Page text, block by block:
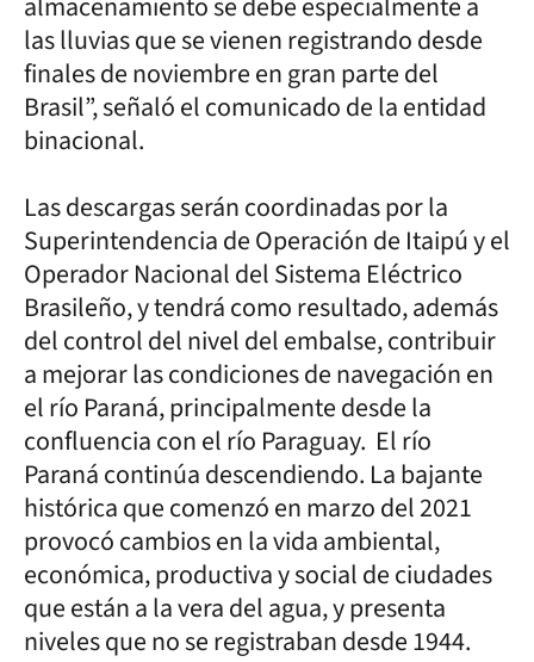
las lluvias que se vienen registrando desde
finales de noviembre en gran parte del
Brasil”, señaló el comunicado de la entidad
binacional.
Las descargas serán coordinadas por la
Superintendencia de Operación de Itaipú y el
Operador Nacional del Sistema Eléctrico
Brasileño, y tendrá como resultado, además
del control del nivel del embalse, contribuir
a mejorar las condiciones de navegación en
el río Paraná, principalmente desde la
confluencia con el río Paraguay. El río
Paraná continúa descendiendo. La bajante
histórica que comenzó en marzo del 2021
provocó cambios en la vida ambiental,
económica, productiva y social de ciudades
que están a la vera del agua, y presenta
niveles que no se registraban desde 1944.